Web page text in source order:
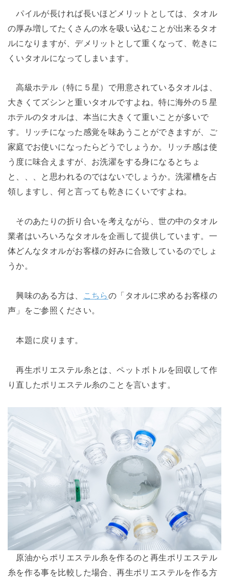
パイルが長ければ長いほどメリットとしては、タオル
の厚み増してたくさんの水を吸い込むことが出来るタオ
ルになりますが、デメリットとして重くなって、乾きに
くいタオルになってしまいます。
高級ホテル（特に５星）で用意されているタオルは、
大きくてズシンと重いタオルですよね。特に海外の５星
ホテルのタオルは、本当に大きくて重いことが多いで
す。リッチになった感覚を味あうことができますが、ご
家庭でお使いになったらどうでしょうか。リッチ感は使
う度に味合えますが、お洗濯をする身になるとちょ
と、、、と思われるのではないでしょうか。洗濯槽を占
領しますし、何と言っても乾きにくいですよね。
そのあたりの折り合いを考えながら、世の中のタオル
業者はいろいろなタオルを企画して提供しています。一
体どんなタオルがお客様の好みに合致しているのでしょ
うか。
興味のある方は、 こちらの「タオルに求めるお客様の
声」をご参照ください。
本題に戻ります。
再生ポリエステル糸とは、ペットボトルを回収して作
り直したポリエステル糸のことを言います。
原油からポリエステル糸を作るのと再生ポリエステル
糸を作る事を比較した場合、再生ポリエステルを作る方